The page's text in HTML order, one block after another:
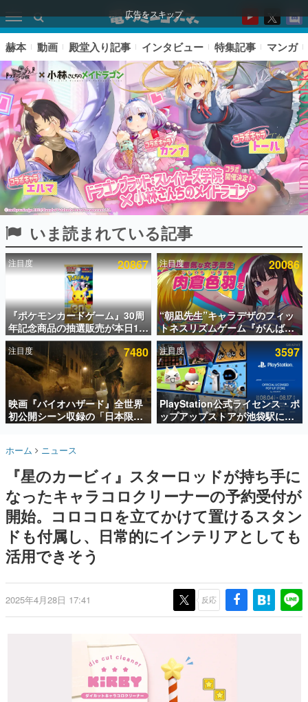
広告をスキップ
ピックアップ
電ファミのいま読まれている記事ランキング
アプリセール情報
インタビュー
連載・特集一覧
殿堂入り記事
SNS拡散数が数千以上！ ページビュー数万以上！ などな
ど。多くの人々に読まれた、電ファミ渾身の“殿堂入り”記
事をまとめました。
名作ゲームクリエイターの方々に製作時のエピソードをお
きます。
赫本
この物語を解いてはいけない。『赫本』は、〈試験問題〉
の形をした短編ホラー小説集です。
新世代に訊く
これからのデジタルゲーム市場を担う若きクリエイター達
ゲーム世代の作家たち
ゲームに多大な影響を受けた作家さんに取材し、ゲームが
日本モバイルゲーム産業史
日本のモバイルゲーム史における主要なトピック・タイト
ルを網羅するほか、開発者へのインタビューや識者による
解説を掲載。約20年の歴史が一望できる決定版！
赫本 動画 殿堂入り記事 インタビュー 特集記事 マンガ
いま読まれている記事
注目度 20867
『ポケモンカードゲーム』30周
年記念商品の抽選販売が本日12
時より開始。拡張パック「30th
CELEBRATION」のボックス
に、「プレミアムデッキセット
エーフィ・ブラッキー」
「FUTURISTIC BOX」の計3商
品
注目度 20086
“朝凪先生”キャラデザのフィッ
トネスリズムゲーム『がんば
れ！チアリズム』Steamストア
ページが公開。キャラクターの
CVは陽向葵ゅかさん
注目度 7480
映画『バイオハザード』全世界
初公開シーン収録の「日本限
定」予告映像が解禁。バイオの
「ラクーンシティ総合病院」へ
注目度 3597
PlayStation公式ライセンス・ポ
ップアップストアが池袋駅にて
期間限定で開催。夏のアパレル
ホーム ニュース
『星のカービィ』スターロッドが持ち手に
なったキャラコロクリーナーの予約受付が
開始。コロコロを立てかけて置けるスタン
ドも付属し、日常的にインテリアとしても
活用できそう
2025年4月28日 17:41 反応